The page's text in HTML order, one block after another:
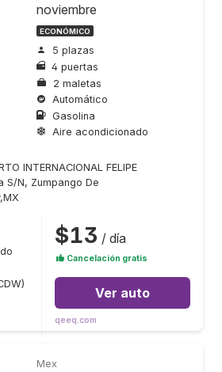
noviembre
ECONÓMICO
5 plazas
4 puertas
2 maletas
Automático
Gasolina
Aire acondicionado
INTERNACIONAL FELIPE
S/N, Zumpango De
$13 / día
Cancelación gratis
Ver auto
qeeq.com
Mex